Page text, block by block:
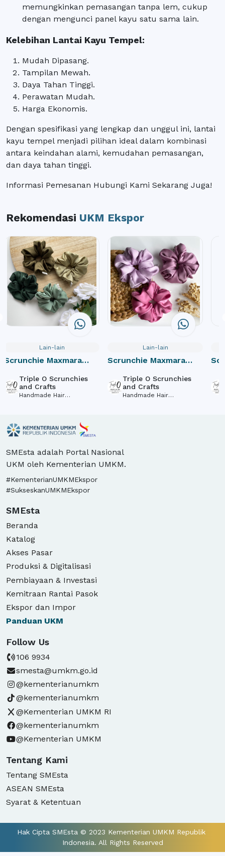
memungkinkan pemasangan tanpa lem, cukup
dengan mengunci panel kayu satu sama lain.
Kelebihan Lantai Kayu Tempel:
Mudah Dipasang.
Tampilan Mewah.
Daya Tahan Tinggi.
Perawatan Mudah.
Harga Ekonomis.
Dengan spesifikasi yang lengkap dan unggul ini, lantai
kayu tempel menjadi pilihan ideal dalam kombinasi
antara keindahan alami, kemudahan pemasangan,
dan daya tahan tinggi.
Informasi Pemesanan Hubungi Kami Sekarang Juga!
Rekomendasi UKM Ekspor
Lain-lain
Scrunchie Maxmara
Triple O Scrunchies
and Crafts
Handmade Hair
Lain-lain
Scrunchie Maxmara
Triple O Scrunchies
and Crafts
Handmade Hair
SMEsta adalah Portal Nasional
UKM oleh Kementerian UMKM.
#KementerianUMKMEkspor
#SukseskanUMKMEkspor
SMEsta
Beranda
Katalog
Akses Pasar
Produksi & Digitalisasi
Pembiayaan & Investasi
Kemitraan Rantai Pasok
Ekspor dan Impor
Panduan UKM
Follow Us
106 9934
smesta@umkm.go.id
@kementerianumkm
@kementerianumkm
@Kementerian UMKM RI
@kementerianumkm
@Kementerian UMKM
Tentang Kami
Tentang SMEsta
ASEAN SMEsta
Syarat & Ketentuan
Hak Cipta SMEsta © 2023 Kementerian UMKM Republik
Indonesia. All Rights Reserved